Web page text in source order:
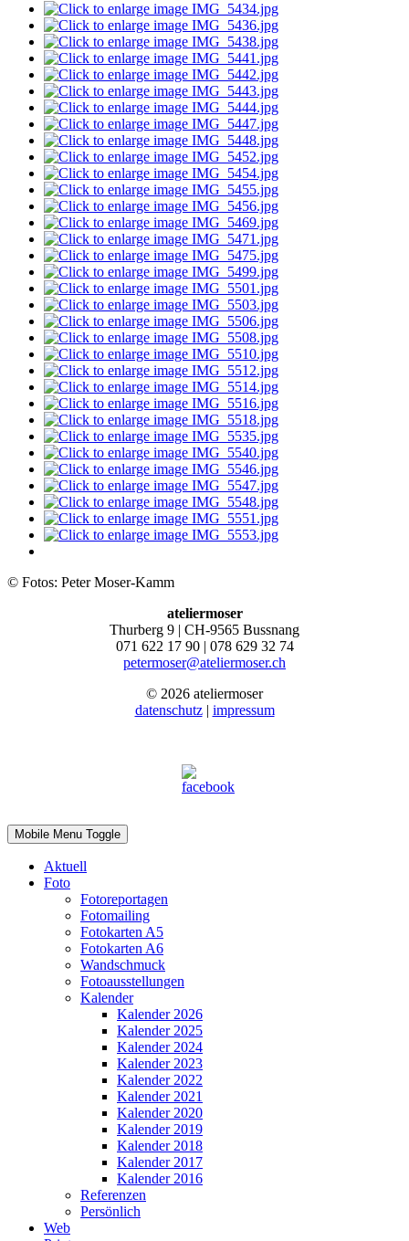
© Fotos: Peter Moser-Kamm
ateliermoser
Thurberg 9 | CH-9565 Bussnang
071 622 17 90 | 078 629 32 74
petermoser@ateliermoser.ch
© 2026 ateliermoser
datenschutz| impressum
Mobile Menu Toggle
Aktuell
Foto
Fotoreportagen
Fotomailing
Fotokarten A5
Fotokarten A6
Wandschmuck
Fotoausstellungen
Kalender
Kalender 2026
Kalender 2025
Kalender 2024
Kalender 2023
Kalender 2022
Kalender 2021
Kalender 2020
Kalender 2019
Kalender 2018
Kalender 2017
Kalender 2016
Referenzen
Persönlich
Web